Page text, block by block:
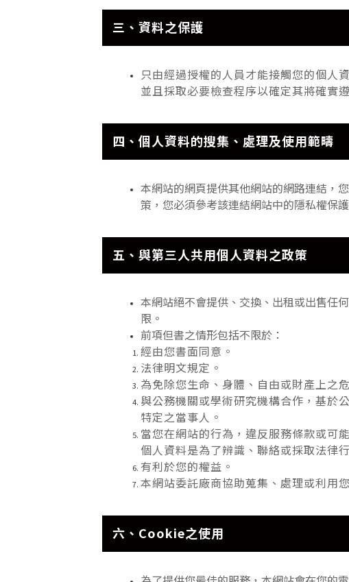
三、資料之保護
只由經過授權的人員才能接觸您的個人
並且採取必要檢查程序以確定其將確實
四、個人資料的搜集、處理及使用範疇
本網站的網頁提供其他網站的網路連結，
策，您必須參考該連結網站中的隱私權保
五、與第三人共用個人資料之政策
本網站絕不會提供、交換、出租或出售任
限。
前項但書之情形包括不限於：
經由您書面同意。
法律明文規定。
為免除您生命、身體、自由或財產上之
與公務機關或學術研究機構合作，基於
特定之當事人。
當您在網站的行為，違反服務條款或可
個人資料是為了辨識、聯絡或採取法律
有利於您的權益。
本網站委託廠商協助蒐集、處理或利用
六、Cookie之使用